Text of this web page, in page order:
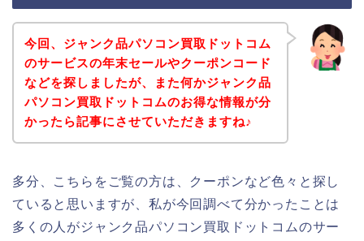
今回、ジャンク品パソコン買取ドットコム
のサービスの年末セールやクーポンコード
などを探しましたが、また何かジャンク品
パソコン買取ドットコムのお得な情報が分
かったら記事にさせていただきますね♪
多分、こちらをご覧の方は、クーポンなど色々と探し
ていると思いますが、私が今回調べて分かったことは
多くの人がジャンク品パソコン買取ドットコムのサー